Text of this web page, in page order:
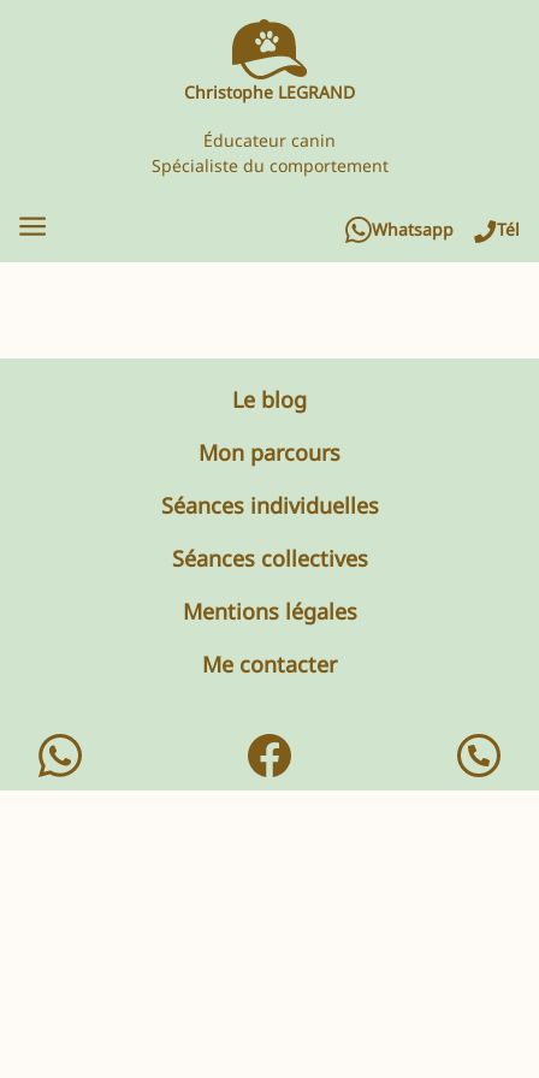
Christophe LEGRAND
Éducateur canin
Spécialiste du comportement
Whatsapp Tél
Le blog
Mon parcours
Séances individuelles
Séances collectives
Mentions légales
Me contacter